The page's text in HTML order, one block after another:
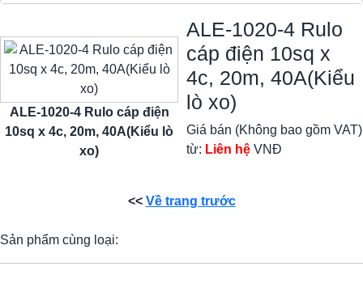
ALE-1020-4 Rulo cáp điện
10sq x 4c, 20m, 40A(Kiểu lò
xo)
ALE-1020-4 Rulo
cáp điện 10sq x
4c, 20m, 40A(Kiểu
lò xo)
Giá bán (Không bao gồm VAT)
từ: Liên hệ VNĐ
<< Về trang trước
Sản phẩm cùng loại: